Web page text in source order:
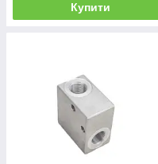
Купити